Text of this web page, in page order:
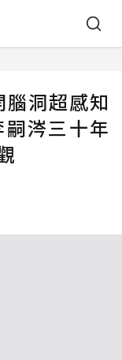
腦洞超感知
涔三十年